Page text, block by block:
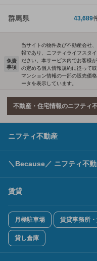
群馬県 43,689
免責
事項
当サイトの物件及び不動産会社
報であり、ニフティライフスタ
ださい。本サービス内でお客様
の定める個人情報規約に従って取
マンション情報の一部の販売価
ータを表示しています。
不動産・住宅情報のニフティ
ニフティ不動産
＼Because／ ニフティ不
賃貸
月極駐車場 賃貸事務所
貸し倉庫